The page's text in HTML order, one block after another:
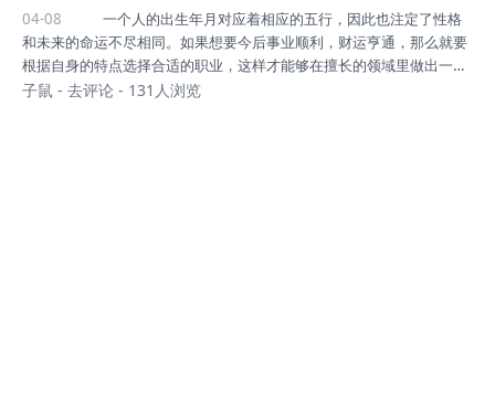
以家里有鼠宝宝的父母，如果想要再生一个宝宝...
04-08
和未来的命运不尽相同。如果想要今后事业顺利，财运亨通，那么就要
根据自身的特点选择合适的职业，这样才能够在擅长的领域里做出一番
成绩，对于财运的提升也是很有帮助。下面就来看看72年属鼠的人适合
子鼠 - 去评论 - 131人浏览